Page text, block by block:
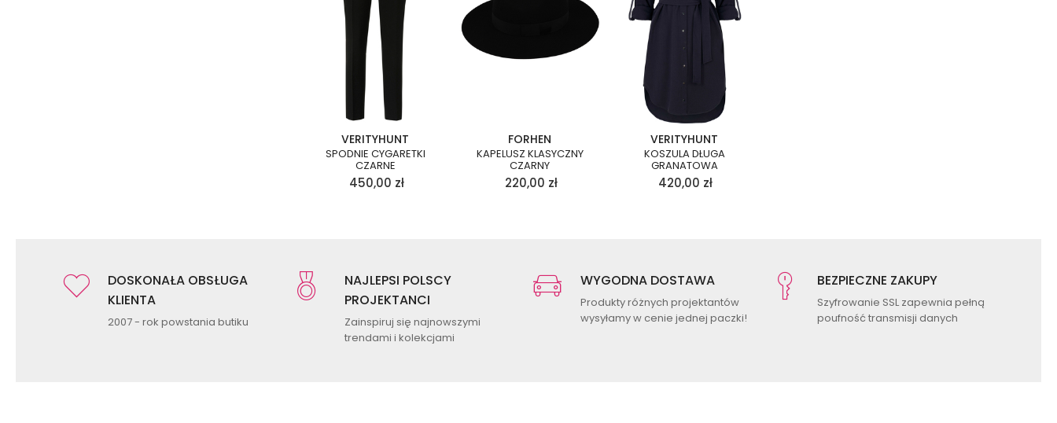
VERITYHUNT
SPODNIE CYGARETKI
CZARNE
450,00 zł
FORHEN
KAPELUSZ KLASYCZNY
CZARNY
220,00 zł
VERITYHUNT
KOSZULA DŁUGA
GRANATOWA
420,00 zł
DOSKONAŁA OBSŁUGA
KLIENTA
2007 - rok powstania butiku
NAJLEPSI POLSCY
PROJEKTANCI
Zainspiruj się najnowszymi
trendami i kolekcjami
WYGODNA DOSTAWA
Produkty różnych projektantów
wysyłamy w cenie jednej paczki!
BEZPIECZNE ZAKUPY
Szyfrowanie SSL zapewnia pełną
poufność transmisji danych